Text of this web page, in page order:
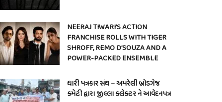
NEERAJ TIWARI’S ACTION
FRANCHISE ROLLS WITH TIGER
SHROFF, REMO D’SOUZA AND A
POWER-PACKED ENSEMBLE
ધારી પત્રકાર સંઘ – અમરેલી બ્રોડગેજ
કમેટી દ્વારા જીલ્લા કલેકટર ને આવેદનપત્ર